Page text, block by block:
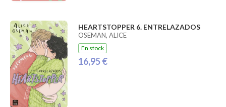
HEARTSTOPPER 6. ENTRELAZADOS
OSEMAN, ALICE
En stock
16,95 €